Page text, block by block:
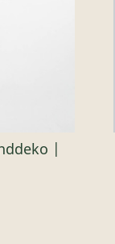
|